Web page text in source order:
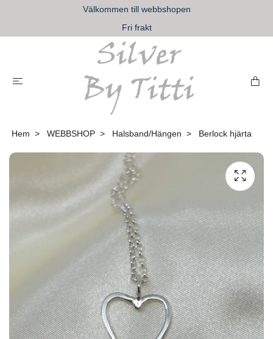
Välkommen till webbshopen
Fri frakt
Hem WEBBSHOP Halsband/Hängen Berlock hjärta